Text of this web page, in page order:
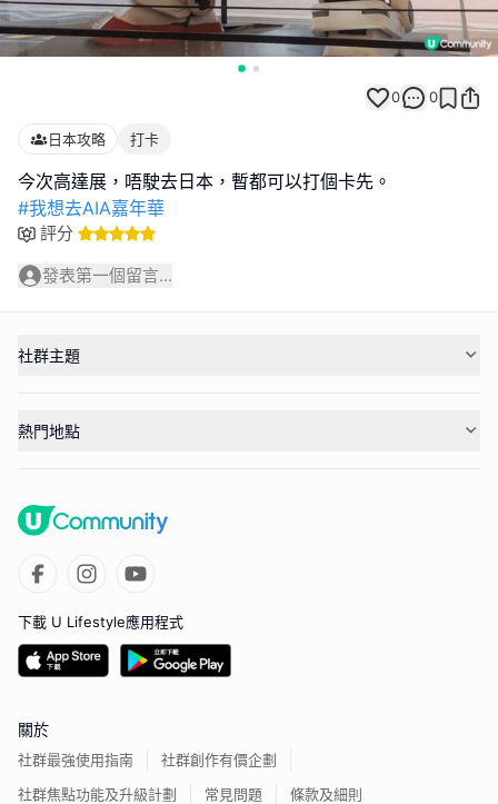
0 0
日本攻略 打卡
#我想去AIA嘉年華
評分
發表第一個留言...
社群主題
熱門地點
下載 U Lifestyle應用程式
關於
社群最強使用指南
社群創作有價企劃
社群焦點功能及升級計劃
常見問題 條款及細則